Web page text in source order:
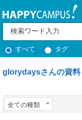
すべて タグ
glorydaysさんの資料
全ての種類